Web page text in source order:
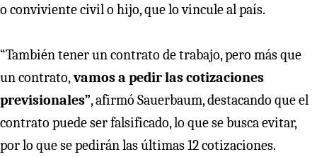
o conviviente civil o hijo, que lo vincule al país.
“También tener un contrato de trabajo, pero más que
un contrato,vamos a pedir las cotizaciones
previsionales”, afirmó Sauerbaum, destacando que el
contrato puede ser falsificado, lo que se busca evitar,
por lo que se pedirán las últimas 12 cotizaciones.